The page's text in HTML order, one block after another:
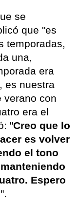
se
que "es
temporadas,
una,
era
es nuestra
verano con
era el
"Creo que lo
es volver
el tono
Espero
".